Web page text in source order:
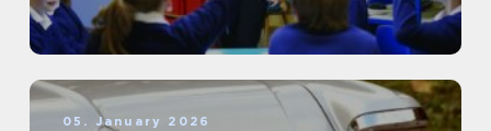
05. January 2026